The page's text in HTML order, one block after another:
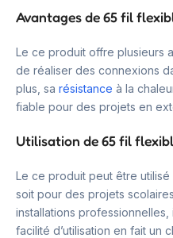
Avantages de 65 fil
Le ce produit offre plusieurs
de réaliser des connexions
plus, sa résistance à la
fiable pour des projets en
Utilisation de 65 fil
Le ce produit peut être
soit pour des projets
installations professionnelles,
facilité d’utilisation en fait un